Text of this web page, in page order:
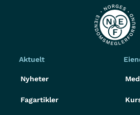
Aktuelt
Nyheter
Fagartikler